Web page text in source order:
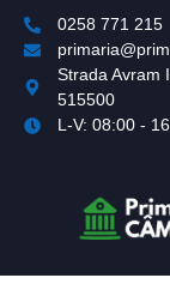
0258 771 215
Strada Avram
515500
L-V: 08:00 -